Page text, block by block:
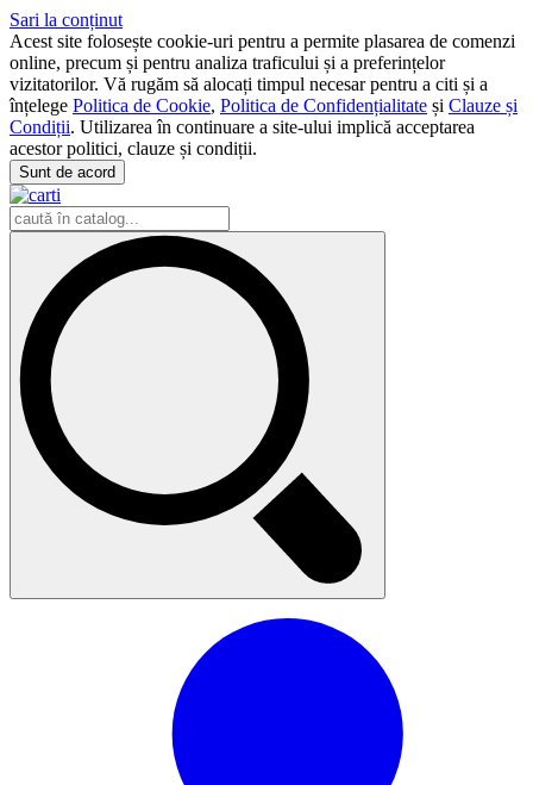
Sari la conținut
Acest site folosește cookie-uri pentru a permite plasarea de comenzi
online, precum și pentru analiza traficului și a preferințelor
vizitatorilor. Vă rugăm să alocați timpul necesar pentru a citi și a
înțelege Politica de Cookie, Politica de Confidențialitate și Clauze și
Condiții. Utilizarea în continuare a site-ului implică acceptarea
acestor politici, clauze și condiții.
Sunt de acord